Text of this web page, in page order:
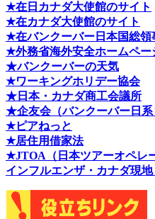
★在日カナダ大使館のサイト
★在カナダ大使館のサイト
★在バンクーバー日本国総領
★外務省海外安全ホームペー
★バンクーバーの天気
★ワーキングホリデー協会
★日本・カナダ商工会議所
★企友会（バンクーバー日系
★ピアねっと
★居住用借家法
★JTOA（日本ツアーオペレ
インフルエンザ・カナダ現地